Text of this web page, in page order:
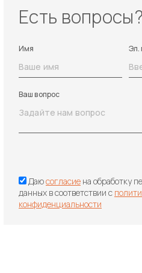
Есть вопросы?
Имя Эл.
Ваш вопрос
Даюсогласие на обработку
данных в соответствии с
конфиденциальности